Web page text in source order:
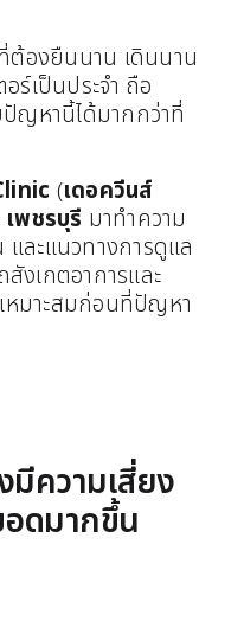
ต้องยืนนาน เดินนาน
ร์เป็นประจำ ถือ
ญหานี้ได้มากกว่าที่
(เดอควีนส์
เพชรบุรี มาทำความ
และแนวทางการดูแล
สังเกตอาการและ
หมาะสมก่อนที่ปัญหา
มีความเสี่ยง
อดมากขึ้น